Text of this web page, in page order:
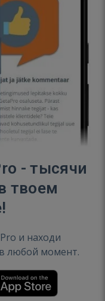
- тысячи
твоем
и находи
любой момент.